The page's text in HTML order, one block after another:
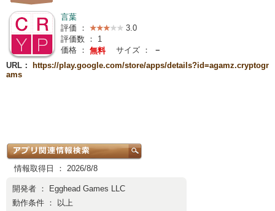
言葉
評価 ：
3.0
評価数 ： 1
価格 ： 無料 サイズ ：
－
URL：
https://play.google.com/store/apps/details?id=agamz.cryptogr
ams
情報取得日 ： 2026/8/8
開発者 ：
Egghead Games LLC
動作条件 ： 以上